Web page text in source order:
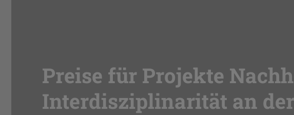
Preise für Projekte
Interdisziplinarität an